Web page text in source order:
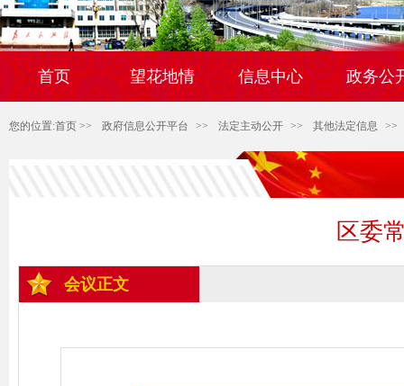
首页 望花地情 信息中心 政务公
您的位置:首页 >> 政府信息公开平台 >> 法定主动公开 >> 其他法定信息 >>
区委
会议正文